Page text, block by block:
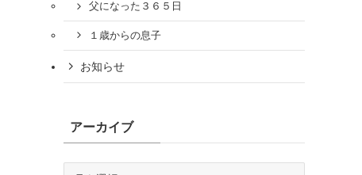
父になった３６５日
１歳からの息子
お知らせ
アーカイブ